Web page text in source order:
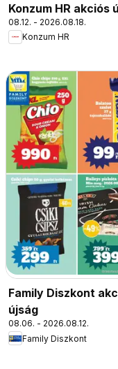
Konzum HR akciós
08.12. - 2026.08.18.
Konzum HR
Family Diszkont
újság
08.06. - 2026.08.12.
Family Diszkont